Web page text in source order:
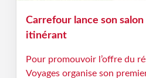
Carrefour lance son
itinérant
Pour promouvoir l’offre du
Voyages organise son